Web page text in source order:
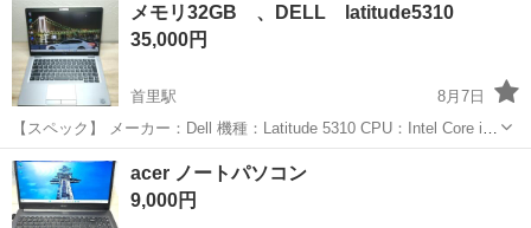
メモリ32GB 、DELL latitude5310
35,000円
首里駅
8月7日
【スペック】 メーカー：Dell 機種：Latitude 5310 CPU：Intel Core i7-
10610U メモリ：32GB ストレージ：SSD 256GB 液晶：13.3インチ
OS：Windows...
沖縄 島尻郡 ノートパソコン
acer ノートパソコン
9,000円